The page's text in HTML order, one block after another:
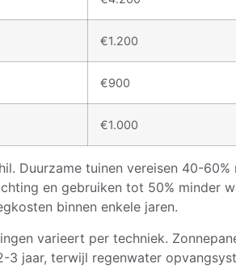
€1.200
€900
€1.000
Duurzame tuinen vereisen 40-60%
en gebruiken tot 50% minder
binnen enkele jaren.
varieert per techniek.
jaar, terwijl regenwater